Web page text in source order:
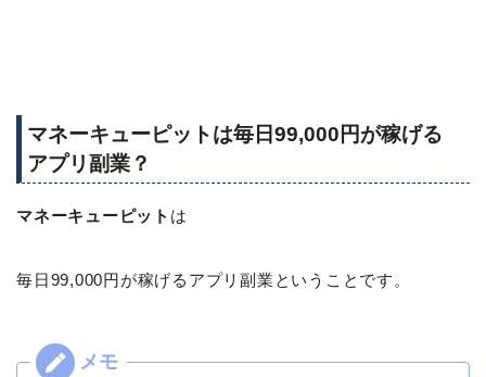
マネーキューピットは毎日99,000円が稼げる
アプリ副業？
マネーキューピット は
毎日99,000円が稼げるアプリ副業ということです。